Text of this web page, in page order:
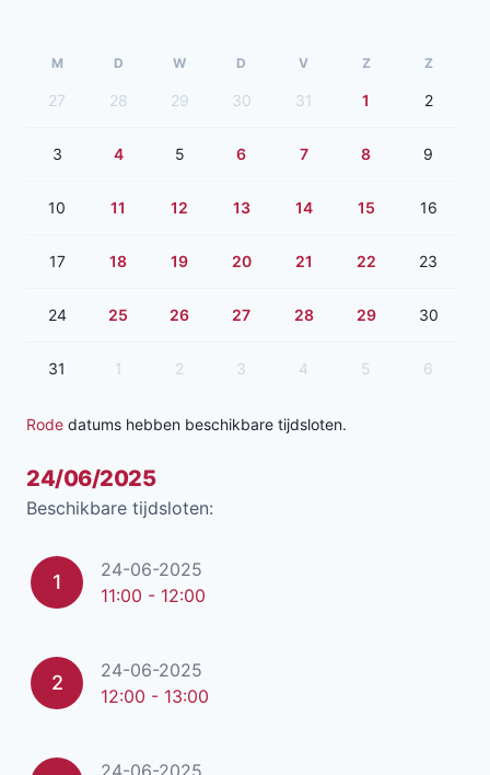
M D W D V Z Z
27 28 29 30 31 1 2
3 4 5 6 7 8 9
10 11 12 13 14 15 16
17 18 19 20 21 22 23
24 25 26 27 28 29 30
31 1 2 3 4 5 6
Rode datums hebben beschikbare tijdsloten.
24/06/2025
Beschikbare tijdsloten:
1
24-06-2025
11:00 - 12:00
2
24-06-2025
12:00 - 13:00
24-06-2025